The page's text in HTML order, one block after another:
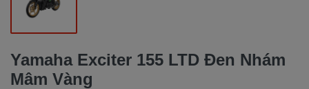
Yamaha Exciter 155 LTD Đen Nhám
Mâm Vàng